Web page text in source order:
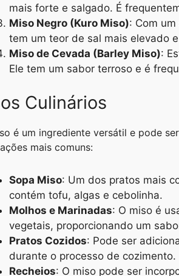
mais forte e salgado. É
Miso Negro (Kuro Miso): Com
tem um teor de sal mais elevado
Miso de Cevada (Barley Miso):
Ele tem um sabor terroso e é
Culinários
é um ingrediente versátil e pode
mais comuns:
Sopa Miso: Um dos pratos mais
contém tofu, algas e cebolinha.
Molhos e Marinadas: O miso é
vegetais, proporcionando um
Pratos Cozidos: Pode ser
durante o processo de cozimento.
Recheios: O miso pode ser